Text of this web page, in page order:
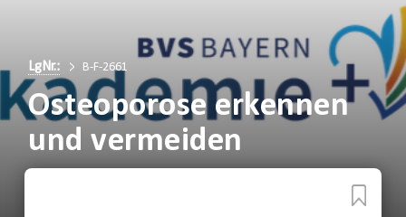
LgNr.: B-F-2661
Osteoporose erkennen
und vermeiden